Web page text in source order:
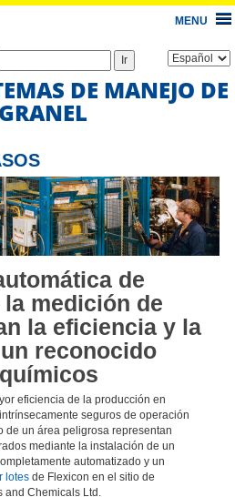
MENU
DE MANEJO DE
de
medición de
la eficiencia y la
reconocido
eficiencia de la producción en
seguros de operación
de un área peligrosa representan
mediante la instalación de un
automatizado y un
lotes de Flexicon en el sitio de
Chemicals Ltd.